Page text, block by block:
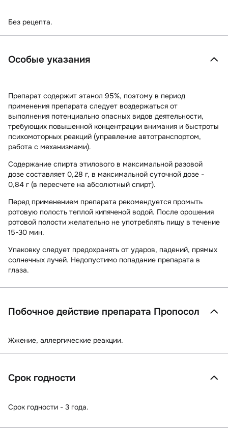
Без рецепта.
Особые указания
Препарат содержит этанол 95%, поэтому в период
применения препарата следует воздержаться от
выполнения потенциально опасных видов деятельности,
требующих повышенной концентрации внимания и быстроты
психомоторных реакций (управление автотранспортом,
работа с механизмами).
Содержание спирта этилового в максимальной разовой
дозе составляет 0,28 г, в максимальной суточной дозе -
0,84 г (в пересчете на абсолютный спирт).
Перед применением препарата рекомендуется промыть
ротовую полость теплой кипяченой водой. После орошения
ротовой полости желательно не употреблять пищу в течение
15-30 мин.
Упаковку следует предохранять от ударов, падений, прямых
солнечных лучей. Недопустимо попадание препарата в
глаза.
Побочное действие препарата Пропосол
Жжение, аллергические реакции.
Срок годности
Срок годности - 3 года.